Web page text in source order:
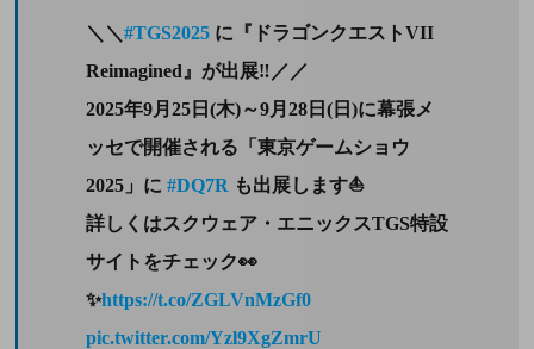
＼＼ #TGS2025に『ドラゴンクエストVII
Reimagined』が出展‼／／
2025年9月25日(木)～9月28日(日)に幕張メ
ッセで開催される「東京ゲームショウ
2025」に #DQ7R も出展します⛵
詳しくはスクウェア・エニックスTGS特設
サイトをチェック👀
✨https://t.co/ZGLVnMzGf0
pic.twitter.com/Yzl9XgZmrU